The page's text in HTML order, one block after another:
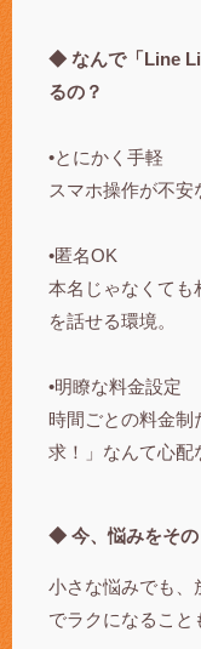
◆ なんで「Line
るの？
•とにかく手軽
スマホ操作が不安
•匿名OK
本名じゃなくても
を話せる環境。
•明瞭な料金設定
時間ごとの料金
求！」なんて心配
◆ 今、悩みをそ
小さな悩みでも、
でラクになること